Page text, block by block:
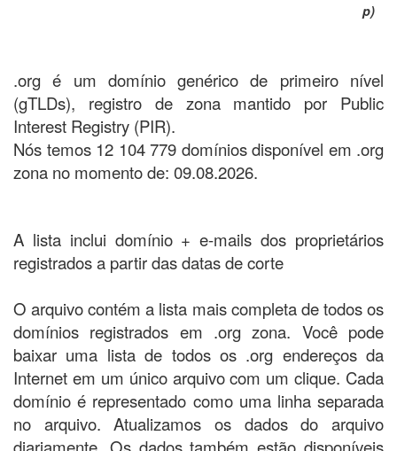
p)
.org é um domínio genérico de primeiro nível
(gTLDs), registro de zona mantido por Public
Interest Registry (PIR).
Nós temos 12 104 779 domínios disponível em .org
zona no momento de: 09.08.2026.
A lista inclui domínio + e-mails dos proprietários
registrados a partir das datas de corte
O arquivo contém a lista mais completa de todos os
domínios registrados em .org zona. Você pode
baixar uma lista de todos os .org endereços da
Internet em um único arquivo com um clique. Cada
domínio é representado como uma linha separada
no arquivo. Atualizamos os dados do arquivo